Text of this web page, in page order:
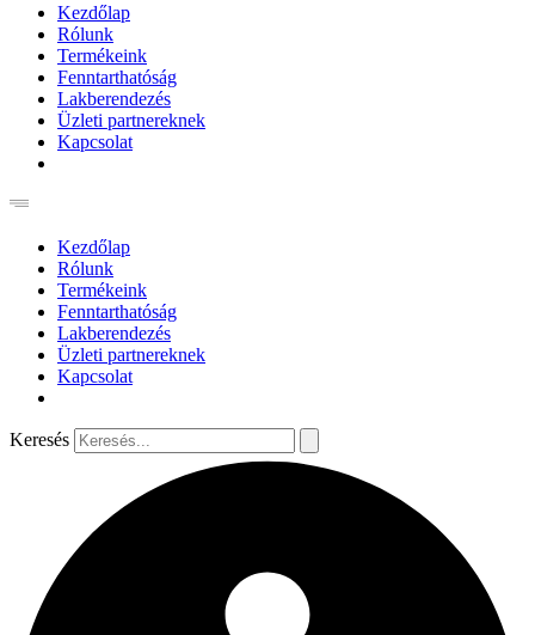
Kezdőlap
Rólunk
Termékeink
Fenntarthatóság
Lakberendezés
Üzleti partnereknek
Kapcsolat
Kezdőlap
Rólunk
Termékeink
Fenntarthatóság
Lakberendezés
Üzleti partnereknek
Kapcsolat
Keresés